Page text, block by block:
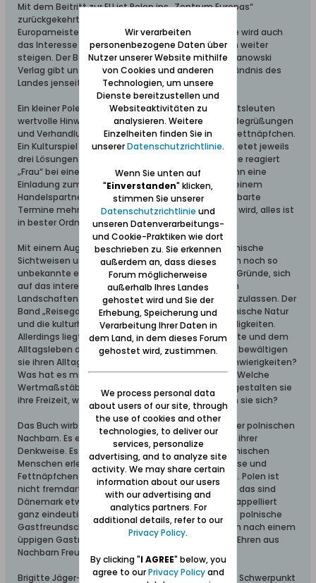
Mit dem Beitritt zur EU ist Polen ins „Zentrum Europas“
zurückgekehrt. Und seit der Vergabe der Fußball-
Europameisterschaft 2012 an Polen und die Ukraine wird auch
das Interesse an unserem europäischen Nachbarn weiter
steigen. Der Band „Reisegast in Polen“ aus dem Iwanowski
Verlag gibt unzählige Tipps für ein besseres Verständnis des
Landes jenseits der Oder.
Ein kleiner Polenknigge gibt Urlaubern und Geschäftsleuten
wertvolle Hinweise für ein korrektes Verhalten bei Begrüßungen
und Verhandlungen, zum Thema Mitbringsel und Fettnäpfchen.
Ein Kulturspiel beschreibt sechs Situationen und bietet jeweils
drei Lösungen an, von denen nur eine richtig ist: Wie reagiert
„Frau“ bei einem Handkuss? Soll ein Geschäftsmann eine
Einladung zum gemeinsamen Wochenende mit seinem
Handelspartner annehmen? Was tun, wenn vereinbarte
Termine mehrfach platzen, aber immer versichert wird, alles ist
in bester Ordnung?
Mit einem Augenzwinkern schildert die Autorin polnische
Sichtweisen und weckt Verständnis für diese vielen noch so
unbekannte europäische Kultur. Es gibt viele gute Gründe, sich
auf das interessante Land mit seinen unberührten
Landschaften und gastfreundlichen Menschen einzulassen. Der
Band „Reisegast in Polen“ beschreibt auch die polnische Natur
und die kulturhistorisch bedeutenden Sehenswürdigkeiten.
Allerdings liegt sein Schwerpunkt auf der Geschichte und dem
Alltagsleben des Landes. Wie leben die Polen? Wie bewältigen
sie ihren Alltag trotz vielfacher wirtschaftlicher Schwierigkeiten?
Was hat es mit ihrer starken Gläubigkeit auf sich? Welche
Wertmaßstäbe vermitteln sie ihren Kindern? Wie gestalten sie
ihre Freizeit, wie feiern, trauern und worüber freuen sie sich?
Das Buch wirbt für ein besseres Verständnis unserer polnischen
Nachbarn. Es erklärt die Grundzüge ihrer Kultur und ihrer
Denkweise. Es wird Reisenden den Kontakt mit polnischen
Menschen erleichtern und helfen, Missverständnisse und
Fettnäpfchen im Umgang mit ihnen zu vermeiden. Polen ist
nicht fremdartig bedrohlich, nur eben anders. Aber das sind
Dänemark etwa oder Österreich auch. Die Autorin appelliert
ganz eindeutig: Fahren Sie hin! Trauen Sie sich! Die polnische
Gastfreundschaft ist bekannt. Nicht selten werden nach einem
üppigen Gastmahl und einem oder zwei Wodka in Ehren aus
Nachbarn Freunde.
Brigitte Jäger-Dabek ist freie Journalistin mit dem Schwerpunkt
Wir verarbeiten
personenbezogene Daten über
Nutzer unserer Website mithilfe
von Cookies und anderen
Technologien, um unsere
Dienste bereitzustellen und
Websiteaktivitäten zu
analysieren. Weitere
Einzelheiten finden Sie in
unsererDatenschutzrichtlinie.
Wenn Sie unten auf
"Einverstanden" klicken,
stimmen Sie unserer
Datenschutzrichtlinie und
unseren Datenverarbeitungs-
und Cookie-Praktiken wie dort
beschrieben zu. Sie erkennen
außerdem an, dass dieses
Forum möglicherweise
außerhalb Ihres Landes
gehostet wird und Sie der
Erhebung, Speicherung und
Verarbeitung Ihrer Daten in
dem Land, in dem dieses Forum
gehostet wird, zustimmen.
We process personal data
about users of our site, through
the use of cookies and other
technologies, to deliver our
services, personalize
advertising, and to analyze site
activity. We may share certain
information about our users
with our advertising and
analytics partners. For
additional details, refer to our
Privacy Policy.
By clicking "I AGREE" below, you
agree to ourPrivacy Policyand